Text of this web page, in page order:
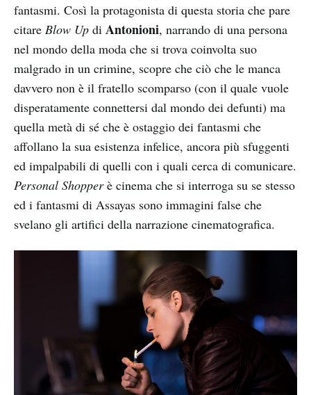
fantasmi. Così la protagonista di questa storia che pare
citare Blow Up di Antonioni, narrando di una persona
nel mondo della moda che si trova coinvolta suo
malgrado in un crimine, scopre che ciò che le manca
davvero non è il fratello scomparso (con il quale vuole
disperatamente connettersi dal mondo dei defunti) ma
quella metà di sé che è ostaggio dei fantasmi che
affollano la sua esistenza infelice, ancora più sfuggenti
ed impalpabili di quelli con i quali cerca di comunicare.
Personal Shopperè cinema che si interroga su se stesso
ed i fantasmi di Assayas sono immagini false che
svelano gli artifici della narrazione cinematografica.